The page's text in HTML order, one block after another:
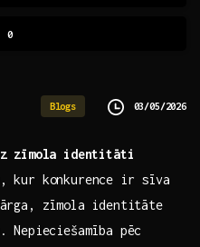
0
Blogs 03/05/2026
zīmola identitāti
kur konkurence ir sīva
zīmola identitāte
pēc